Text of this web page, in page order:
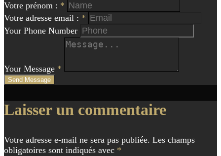
Votre prénom : *
Votre adresse email : *
Your Phone Number
Your Message *
Send Message
de
Laisser un commentaire
Votre adresse e-mail ne sera pas publiée. Les champs
obligatoires sont indiqués avec *